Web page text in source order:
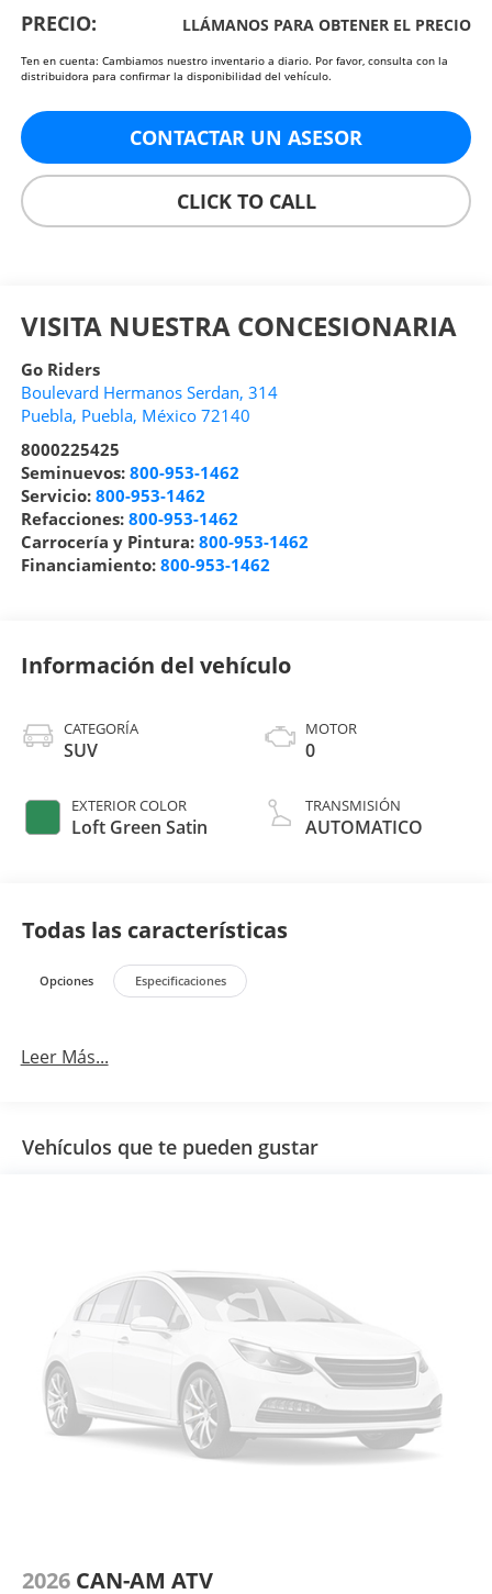
PRECIO: LLÁMANOS PARA OBTENER EL PRECIO
Ten en cuenta: Cambiamos nuestro inventario a diario. Por favor, consulta con la
distribuidora para confirmar la disponibilidad del vehículo.
CONTACTAR UN ASESOR
CLICK TO CALL
VISITA NUESTRA CONCESIONARIA
Go Riders
Boulevard Hermanos Serdan, 314
Puebla, Puebla, México 72140
8000225425
Seminuevos: 800-953-1462
Servicio: 800-953-1462
Refacciones: 800-953-1462
Carrocería y Pintura: 800-953-1462
Financiamiento: 800-953-1462
Información del vehículo
CATEGORÍA
SUV
EXTERIOR COLOR
Loft Green Satin
MOTOR
0
TRANSMISIÓN
AUTOMATICO
Todas las características
Opciones Especificaciones
Leer Más...
Vehículos que te pueden gustar
2026 CAN-AM ATV